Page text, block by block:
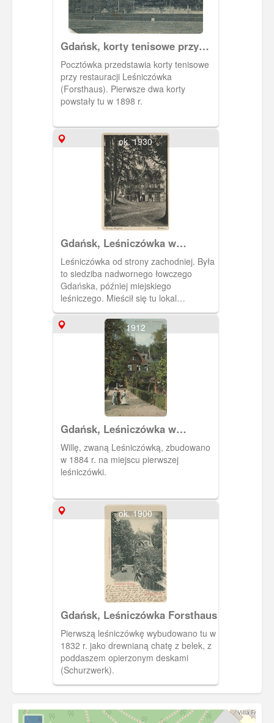
Gdańsk, korty tenisowe przy
leśniczówce.
Pocztówka przedstawia korty tenisowe
przy restauracji Leśniczówka
(Forsthaus). Pierwsze dwa korty
powstały tu w 1898 r.
ok. 1930
Gdańsk, Leśniczówka w
Jaśkowej Dolinie
Leśniczówka od strony zachodniej. Była
to siedziba nadwornego łowczego
Gdańska, później miejskiego
leśniczego. Mieścił się tu lokal
gastronomiczny.
1912
Gdańsk, Leśniczówka w
Jaśkowej Dolinie
Willę, zwaną Leśniczówką, zbudowano
w 1884 r. na miejscu pierwszej
leśniczówki.
ok. 1900
Gdańsk, Leśniczówka Forsthaus
Pierwszą leśniczówkę wybudowano tu w
1832 r. jako drewnianą chatę z belek, z
poddaszem opierzonym deskami
(Schurzwerk).